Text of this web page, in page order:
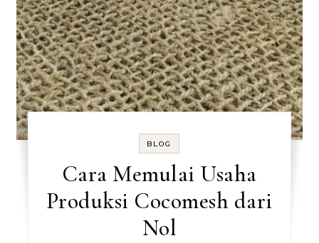
BLOG
Cara Memulai Usaha
Produksi Cocomesh dari
Nol